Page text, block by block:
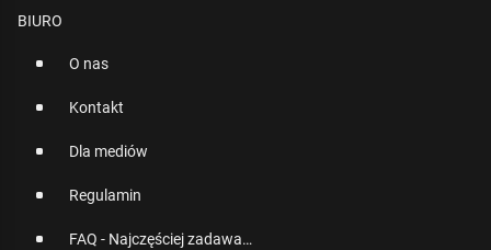
BIURO
O nas
Kontakt
Dla mediów
Regulamin
FAQ - Najczęściej zadawane pytania